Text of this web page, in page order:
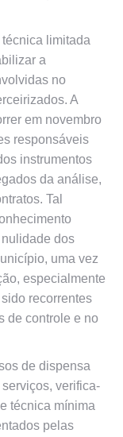
limitada
a
no
A
em novembro
responsáveis
instrumentos
da análise,
Tal
dos
uma vez
especialmente
recorrentes
de controle e no
de dispensa
verifica-
técnica mínima
pelas